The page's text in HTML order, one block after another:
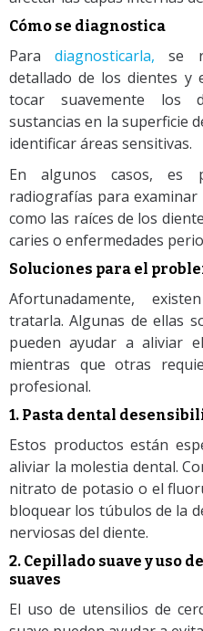
Cómo se diagnostica
Paradiagnosticarla, se
detallado de los dientes y
tocar suavemente los
sustancias en la superficie
identificar áreas sensitivas.
En algunos casos, es
radiografías para
como las raíces de los
caries o enfermedades
Soluciones para el
Afortunadamente,
tratarla. Algunas de ellas
pueden ayudar a aliviar
mientras que otras
profesional.
1. Pasta dental
Estos productos están
aliviar la molestia dental.
nitrato de potasio o el
bloquear los túbulos de la
nerviosas del diente.
2. Cepillado suave y uso
suaves
El uso de utensilios de